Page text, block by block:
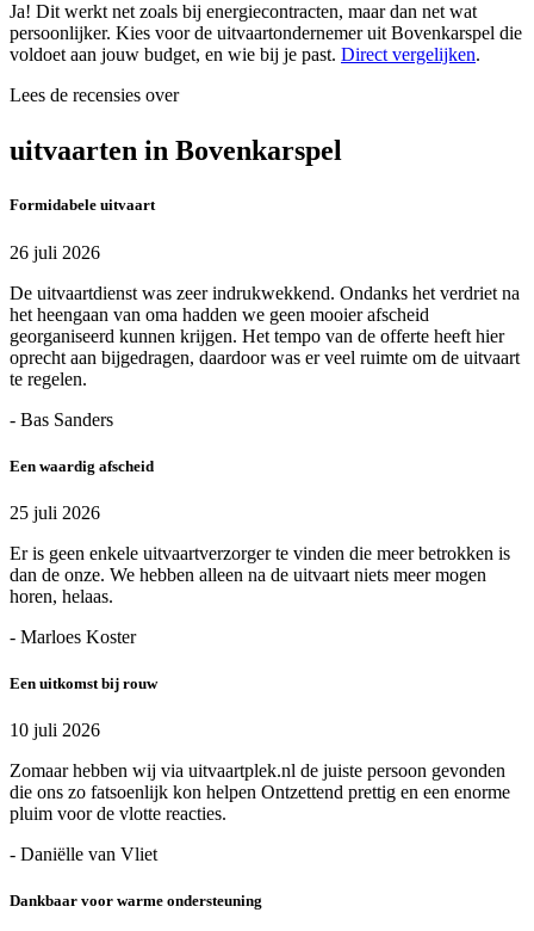
Ja! Dit werkt net zoals bij energiecontracten, maar dan net wat
persoonlijker. Kies voor de uitvaartondernemer uit Bovenkarspel die
voldoet aan jouw budget, en wie bij je past. Direct vergelijken.
Lees de recensies over
uitvaarten in Bovenkarspel
Formidabele uitvaart
26 juli 2026
De uitvaartdienst was zeer indrukwekkend. Ondanks het verdriet na
het heengaan van oma hadden we geen mooier afscheid
georganiseerd kunnen krijgen. Het tempo van de offerte heeft hier
oprecht aan bijgedragen, daardoor was er veel ruimte om de uitvaart
te regelen.
- Bas Sanders
Een waardig afscheid
25 juli 2026
Er is geen enkele uitvaartverzorger te vinden die meer betrokken is
dan de onze. We hebben alleen na de uitvaart niets meer mogen
horen, helaas.
- Marloes Koster
Een uitkomst bij rouw
10 juli 2026
Zomaar hebben wij via uitvaartplek.nl de juiste persoon gevonden
die ons zo fatsoenlijk kon helpen Ontzettend prettig en een enorme
pluim voor de vlotte reacties.
- Daniëlle van Vliet
Dankbaar voor warme ondersteuning